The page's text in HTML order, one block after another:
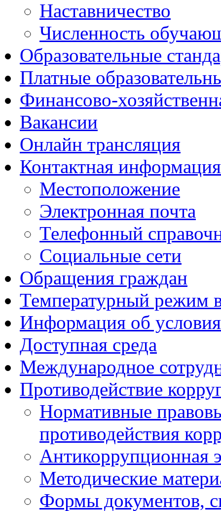
Наставничество
Численность
Образовательные
Платные
Финансово-
Вакансии
Онлайн трансляция
Контактная информация
Местоположение
Электронная почта
Телефонный
Социальные сети
Обращения граждан
Температурный режим
Информация об
Доступная среда
Международное
Противодействие
Нормативные
противодействия
Антикоррупционная
Методические
Формы документов,